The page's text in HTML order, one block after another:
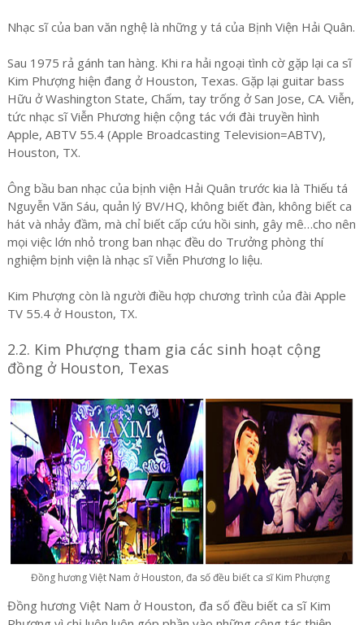
Nhạc sĩ của ban văn nghệ là những y tá của Bịnh Viện Hải Quân.
Sau 1975 rả gánh tan hàng. Khi ra hải ngoại tình cờ gặp lại ca sĩ
Kim Phượng hiện đang ở Houston, Texas. Gặp lại guitar bass
Hữu ở Washington State, Chấm, tay trống ở San Jose, CA. Viễn,
tức nhạc sĩ Viễn Phương hiện cộng tác với đài truyền hình
Apple, ABTV 55.4 (Apple Broadcasting Television=ABTV),
Houston, TX.
Ông bầu ban nhạc của bịnh viện Hải Quân trước kia là Thiếu tá
Nguyễn Văn Sáu, quản lý BV/HQ, không biết đàn, không biết ca
hát và nhảy đầm, mà chỉ biết cấp cứu hồi sinh, gây mê…cho nên
mọi việc lớn nhỏ trong ban nhạc đều do Trưởng phòng thí
nghiệm bịnh viện là nhạc sĩ Viễn Phương lo liệu.
Kim Phượng còn là người điều hợp chương trình của đài Apple
TV 55.4 ở Houston, TX.
2.2. Kim Phượng tham gia các sinh hoạt cộng
đồng ở Houston, Texas
Đồng hương Việt Nam ở Houston, đa số đều biết ca sĩ Kim Phượng
Đồng hương Việt Nam ở Houston, đa số đều biết ca sĩ Kim